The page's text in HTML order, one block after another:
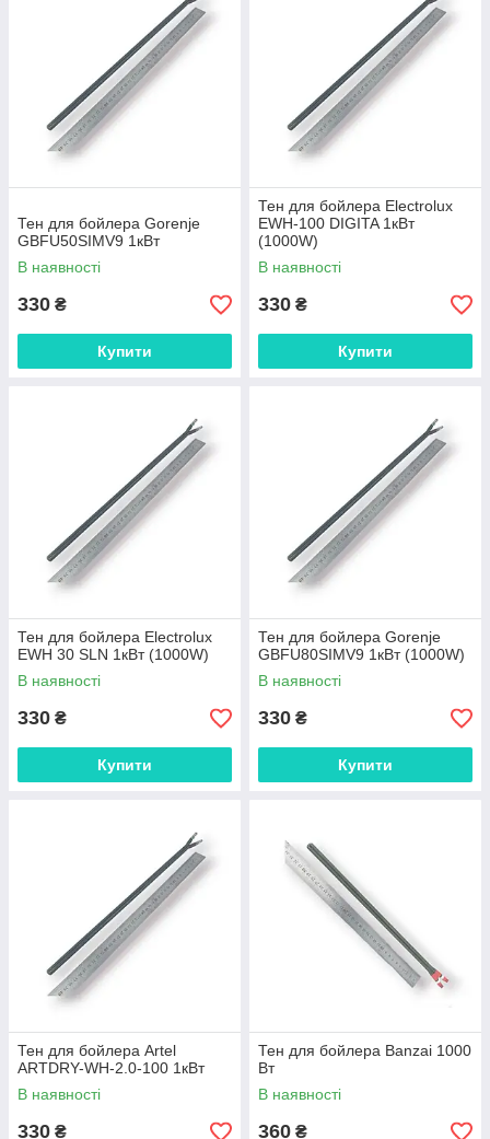
Тен для бойлера Gorenje
GBFU50SIMV9 1кВт
В наявності
330 ₴
Купити
Тен для бойлера Electrolux
EWH-100 DIGITA 1кВт
(1000W)
В наявності
330 ₴
Купити
Тен для бойлера Electrolux
EWH 30 SLN 1кВт (1000W)
В наявності
330 ₴
Купити
Тен для бойлера Gorenje
GBFU80SIMV9 1кВт (1000W)
В наявності
330 ₴
Купити
Тен для бойлера Artel
ARTDRY-WH-2.0-100 1кВт
В наявності
330 ₴
Тен для бойлера Banzai 1000
Вт
В наявності
360 ₴